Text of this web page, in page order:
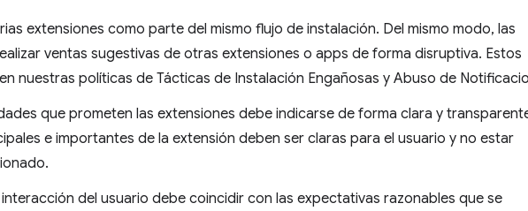
extensiones como parte del mismo flujo de instalación. Del mismo modo, las
ventas sugestivas de otras extensiones o apps de forma disruptiva. Estos
nuestras políticas de Tácticas de Instalación Engañosas y Abuso de
que prometen las extensiones debe indicarse de forma clara y
e importantes de la extensión deben ser claras para el usuario y no estar
del usuario debe coincidir con las expectativas razonables que se